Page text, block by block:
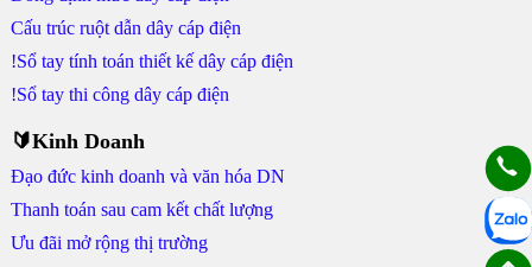
Cấu trúc ruột dẫn dây cáp điện
!Sổ tay tính toán thiết kế dây cáp điện
!Sổ tay thi công dây cáp điện
🔰Kinh Doanh
Đạo đức kinh doanh và văn hóa DN
Thanh toán sau cam kết chất lượng
Ưu đãi mở rộng thị trường